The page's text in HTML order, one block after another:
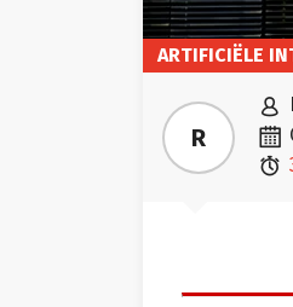
ARTIFICIËLE
R


